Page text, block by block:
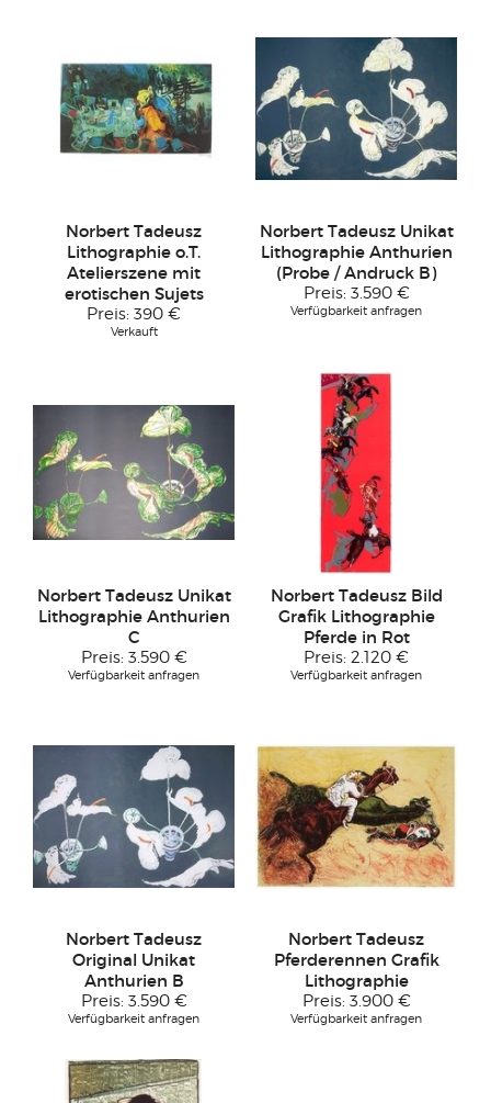
Norbert Tadeusz
Lithographie o.T.
Atelierszene mit
erotischen Sujets
Preis: 390 €
Verkauft
Norbert Tadeusz Unikat
Lithographie Anthurien
(Probe / Andruck B)
Preis: 3.590 €
Verfügbarkeit anfragen
Norbert Tadeusz Unikat
Lithographie Anthurien
C
Preis: 3.590 €
Verfügbarkeit anfragen
Norbert Tadeusz Bild
Grafik Lithographie
Pferde in Rot
Preis: 2.120 €
Verfügbarkeit anfragen
Norbert Tadeusz
Original Unikat
Anthurien B
Preis: 3.590 €
Verfügbarkeit anfragen
Norbert Tadeusz
Pferderennen Grafik
Lithographie
Preis: 3.900 €
Verfügbarkeit anfragen